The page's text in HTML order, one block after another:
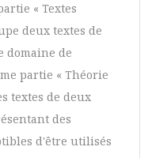
« Textes
deux textes de
domaine de
partie « Théorie
textes de deux
des
d'être utilisés